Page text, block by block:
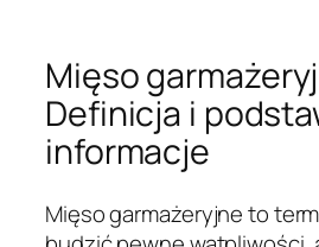
Mięso
Definicja i
informacje
Mięso garmażeryjne to